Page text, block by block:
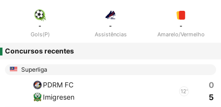
-
Gols(P)
-
Assistências
-
Amarelo/Vermelho
Concursos recentes
Superliga
PDRM FC
Imigresen
12'
0
5